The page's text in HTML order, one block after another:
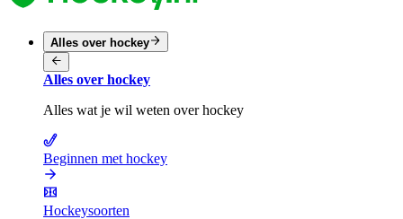
Alles over hockey
Alles over hockey
Alles wat je wil weten over hockey
Beginnen met hockey
Hockeysoorten